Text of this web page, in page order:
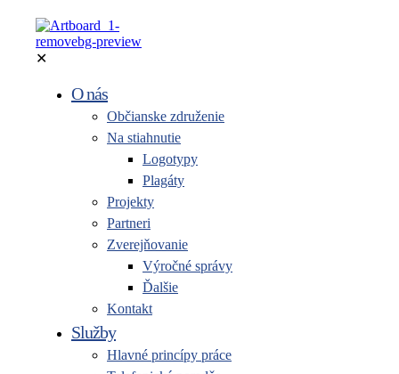
✕
O nás
Občianske združenie
Na stiahnutie
Logotypy
Plagáty
Projekty
Partneri
Zverejňovanie
Výročné správy
Ďalšie
Kontakt
Služby
Hlavné princípy práce